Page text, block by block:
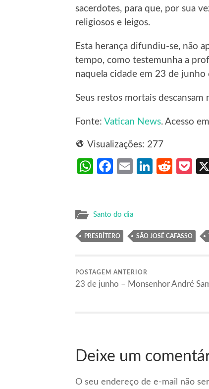
sacerdotes, para que, por sua
religiosos e leigos.
Esta herança difundiu-se, não
tempo, como testemunha a
naquela cidade em 23 de junho
Seus restos mortais
Fonte: Vatican News. Acesso
Visualizações: 277
WhatsApp
Facebook
EmailLinkedIn
Reddit
Santo do dia
PRESBÍTERO SÃO JOSÉ CAFASSO
POSTAGEM ANTERIOR
23 de junho – Monsenhor André
Deixe um
O seu endereço de e-mail não